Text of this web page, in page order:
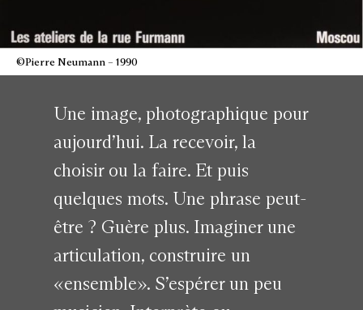
©Pierre Neumann – 1990
Une image, photographique pour
aujourd’hui. La recevoir, la
choisir ou la faire. Et puis
quelques mots. Une phrase peut-
être ? Guère plus. Imaginer une
articulation, construire un
«ensemble». S’espérer un peu